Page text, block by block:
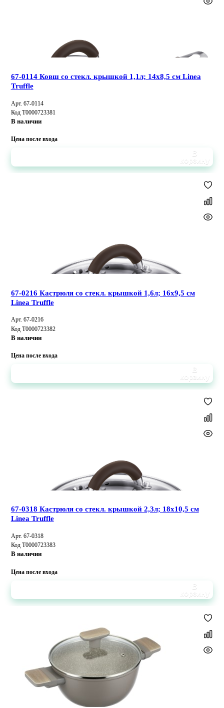
67-0114 Ковш со стекл. крышкой 1,1л; 14x8,5 см Linea
Truffle
Арт. 67-0114
Код Т0000723381
В наличии
Цена после входа
В
корзину
67-0216 Кастрюля со стекл. крышкой 1,6л; 16x9,5 см
Linea Truffle
Арт. 67-0216
Код Т0000723382
В наличии
Цена после входа
В
корзину
67-0318 Кастрюля со стекл. крышкой 2,3л; 18x10,5 см
Linea Truffle
Арт. 67-0318
Код Т0000723383
В наличии
Цена после входа
В
корзину